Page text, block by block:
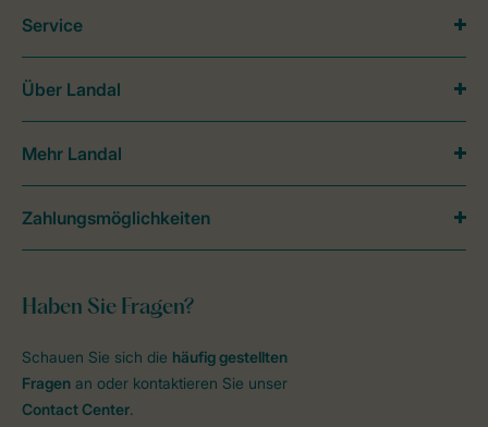
Haben Sie Fragen?
Schauen Sie sich die häufig gestellten
Fragen an oder kontaktieren Sie unser
Contact Center.
Service
Über Landal
Mehr Landal
Zahlungsmöglichkeiten